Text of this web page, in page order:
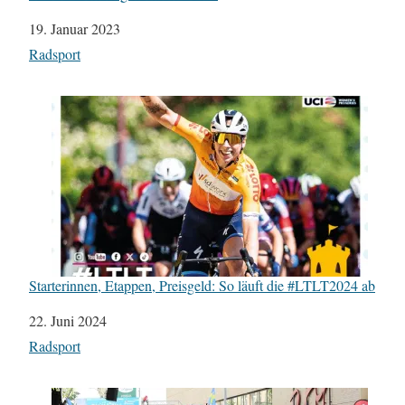
Datum
19. Januar 2023
In Bezug auf
Radsport
Starterinnen, Etappen, Preisgeld: So läuft die #LTLT2024 ab
Datum
22. Juni 2024
In Bezug auf
Radsport